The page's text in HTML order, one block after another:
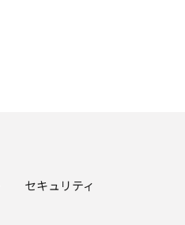
セキュリティ